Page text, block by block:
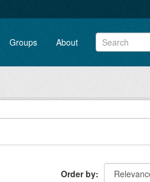
Groups About
Order by